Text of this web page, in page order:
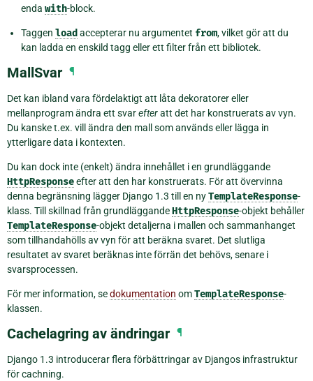
enda with-block.
Taggen load accepterar nu argumentet from, vilket gör att du
kan ladda en enskild tagg eller ett filter från ett bibliotek.
MallSvar ¶
Det kan ibland vara fördelaktigt att låta dekoratorer eller
mellanprogram ändra ett svarefteratt det har konstruerats av vyn.
Du kanske t.ex. vill ändra den mall som används eller lägga in
ytterligare data i kontexten.
Du kan dock inte (enkelt) ändra innehållet i en grundläggande
HttpResponseefter att den har konstruerats. För att övervinna
denna begränsning lägger Django 1.3 till en nyTemplateResponse-
klass. Till skillnad från grundläggandeHttpResponse-objekt behåller
TemplateResponse-objekt detaljerna i mallen och sammanhanget
som tillhandahölls av vyn för att beräkna svaret. Det slutliga
resultatet av svaret beräknas inte förrän det behövs, senare i
svarsprocessen.
För mer information, sedokumentation omTemplateResponse-
klassen.
Cachelagring av ändringar ¶
Django 1.3 introducerar flera förbättringar av Djangos infrastruktur
för cachning.